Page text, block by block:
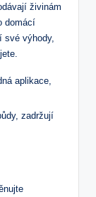
živinám
domácí
své výhody,
aplikace,
zadržují